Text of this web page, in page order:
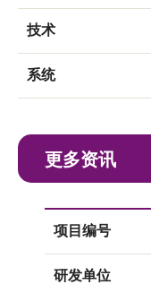
技术
系统
更多资讯
项目编号
研发单位